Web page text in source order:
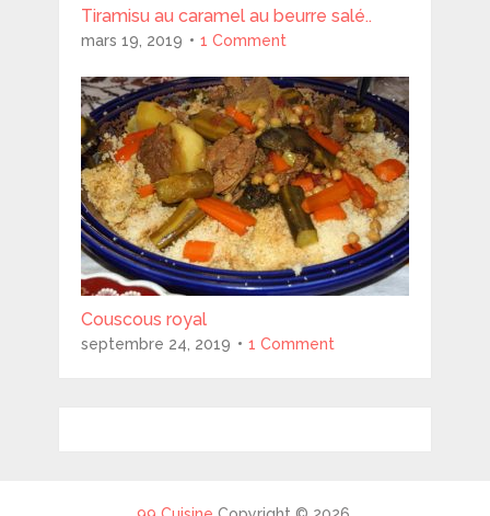
Tiramisu au caramel au beurre salé..
mars 19, 2019 1 Comment
Couscous royal
septembre 24, 2019 1 Comment